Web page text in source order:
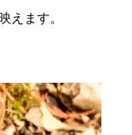
えます。